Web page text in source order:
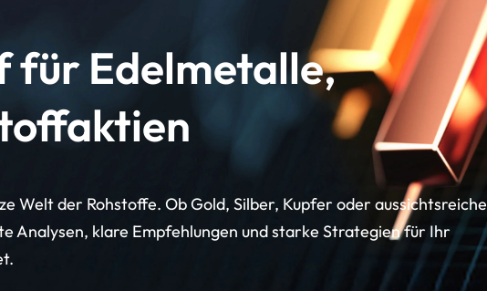
für Edelmetalle,
Welt der Rohstoffe. Ob Gold, Silber, Kupfer oder aussichtsreiche
Analysen, klare Empfehlungen und starke Strategien für Ihr